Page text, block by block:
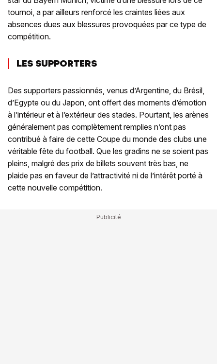
tournoi, a par ailleurs renforcé les craintes liées aux
absences dues aux blessures provoquées par ce type de
compétition.
LES SUPPORTERS
Des supporters passionnés, venus d’Argentine, du Brésil,
d’Egypte ou du Japon, ont offert des moments d’émotion
à l’intérieur et à l’extérieur des stades. Pourtant, les arènes
généralement pas complètement remplies n’ont pas
contribué à faire de cette Coupe du monde des clubs une
véritable fête du football. Que les gradins ne se soient pas
pleins, malgré des prix de billets souvent très bas, ne
plaide pas en faveur de l’attractivité ni de l’intérêt porté à
cette nouvelle compétition.